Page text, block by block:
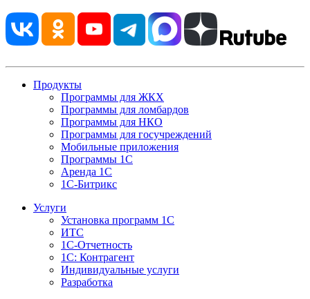
Продукты
Программы для ЖКХ
Программы для ломбардов
Программы для НКО
Программы для госучреждений
Мобильные приложения
Программы 1С
Аренда 1С
1С-Битрикс
Услуги
Установка программ 1С
ИТС
1С-Отчетность
1С: Контрагент
Индивидуальные услуги
Разработка